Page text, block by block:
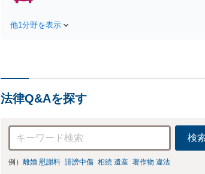
他1分野を表示
法律Q&Aを探す
検
例） 離婚 慰謝料 誹謗中傷 相続 遺産 著作物 違法